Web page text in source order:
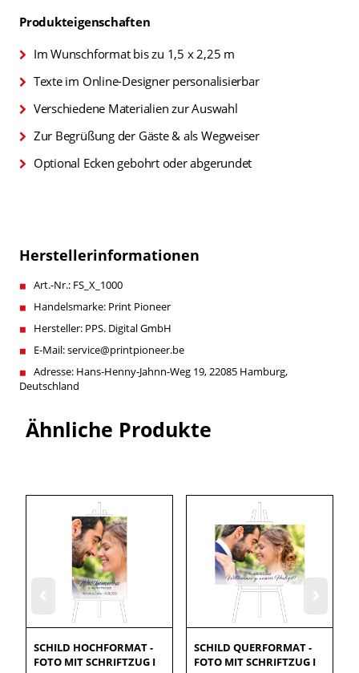
Produkteigenschaften
Im Wunschformat bis zu 1,5 x 2,25 m
Texte im Online-Designer personalisierbar
Verschiedene Materialien zur Auswahl
Zur Begrüßung der Gäste & als Wegweiser
Optional Ecken gebohrt oder abgerundet
Herstellerinformationen
Art.-Nr.: FS_X_1000
Handelsmarke: Print Pioneer
Hersteller: PPS. Digital GmbH
E-Mail: service@printpioneer.be
Adresse: Hans-Henny-Jahnn-Weg 19, 22085 Hamburg,
Deutschland
Ähnliche Produkte
SCHILD HOCHFORMAT -
FOTO MIT SCHRIFTZUG I
SCHILD QUERFORMAT -
FOTO MIT SCHRIFTZUG I